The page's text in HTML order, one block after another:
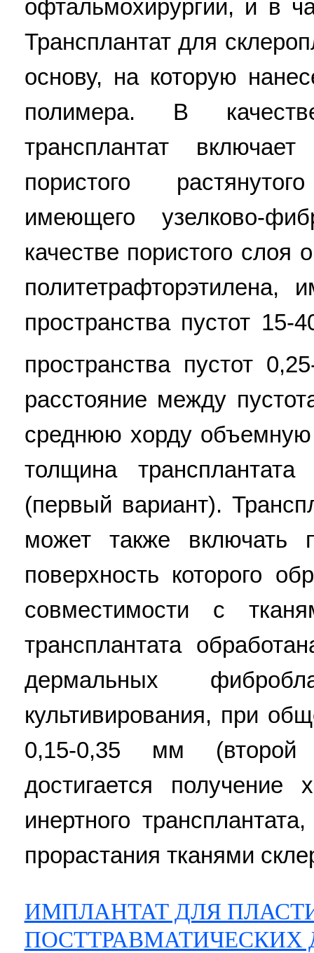
офтальмохирургии, и в
Трансплантат для
основу, на которую
полимера. В
трансплантат
пористого
имеющего узелково-
качестве пористого слоя
пространства пустот 15-
пространства пустот
расстояние между
среднюю хорду
толщина
(первый вариант).
может также включать
поверхность которого
совместимости с
трансплантата
дермальных
культивирования, при
0,15-0,35 мм
достигается получение
инертного
прорастания тканями
ИМПЛАНТАТ ДЛЯ
ПОСТТРАВМАТИЧЕСКИХ